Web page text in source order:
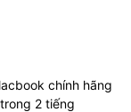
chính hãng
2 tiếng